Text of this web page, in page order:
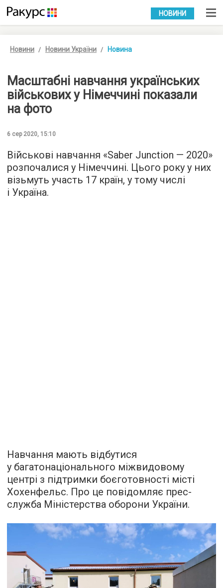
УКР РУС
НОВИНИ
Новини Новини України Новина
Масштабні навчання українських
військових у Німеччині показали
на фото
6 сер 2020, 15:10
Військові навчання «Saber Junction — 2020»
розпочалися у Німеччині. Цього року у них
візьмуть участь 17 країн, у тому числі
і Україна.
Навчання мають відбутися
у багатонаціонального міжвидовому
центрі з підтримки боєготовності місті
Хохенфельс. Про це повідомляє прес-
служба Міністерства оборони України.